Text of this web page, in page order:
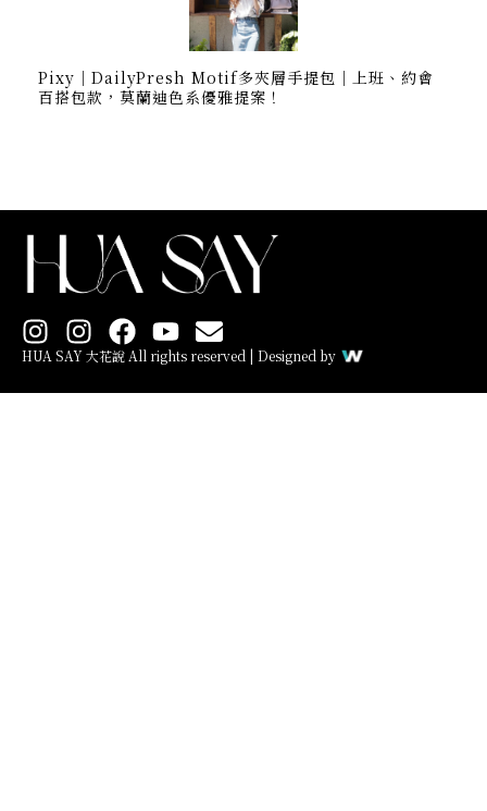
Pixy｜DailyPresh Motif多夾層手提包｜上班、約會
百搭包款，莫蘭迪色系優雅提案！
I
n
s
I
n
s
F
a
c
Y
o
u
E
n
v
HUA SAY 大花說 All rights reserved | Designed by